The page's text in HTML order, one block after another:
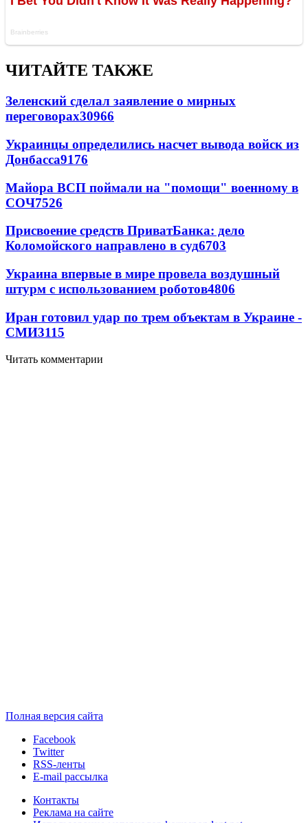
ЧИТАЙТЕ ТАКЖЕ
Зеленский сделал заявление о мирных
переговорах30966
Украинцы определились насчет вывода войск из
Донбасса9176
Майора ВСП поймали на "помощи" военному в
СОЧ7526
Присвоение средств ПриватБанка: дело
Коломойского направлено в суд6703
Украина впервые в мире провела воздушный
штурм с использованием роботов4806
Иран готовил удар по трем объектам в Украине -
СМИ3115
Читать комментарии
Полная версия сайта
Facebook
Twitter
RSS-ленты
E-mail рассылка
Контакты
Реклама на сайте